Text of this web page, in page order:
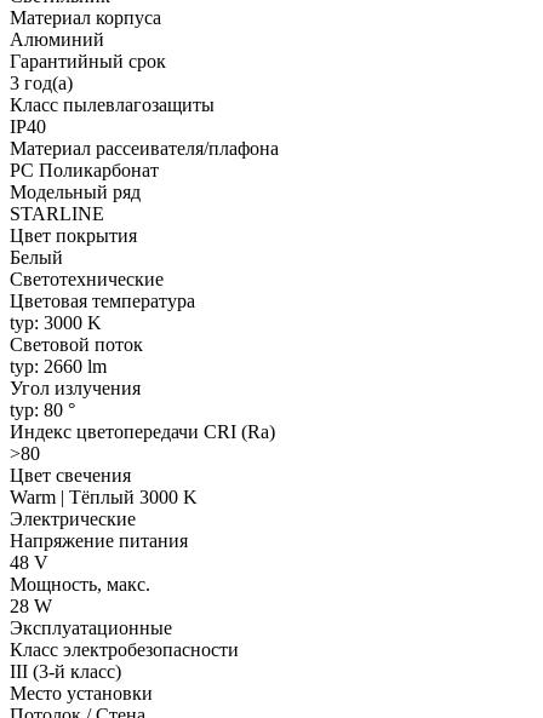
Материал корпуса
Алюминий
Гарантийный срок
3 год(а)
Класс пылевлагозащиты
IP40
Материал рассеивателя/плафона
PC Поликарбонат
Модельный ряд
STARLINE
Цвет покрытия
Белый
Светотехнические
Цветовая температура
typ: 3000 K
Световой поток
typ: 2660 lm
Угол излучения
typ: 80 °
Индекс цветопередачи CRI (Ra)
>80
Цвет свечения
Warm | Тёплый 3000 K
Электрические
Напряжение питания
48 V
Мощность, макс.
28 W
Эксплуатационные
Класс электробезопасности
III (3-й класс)
Место установки